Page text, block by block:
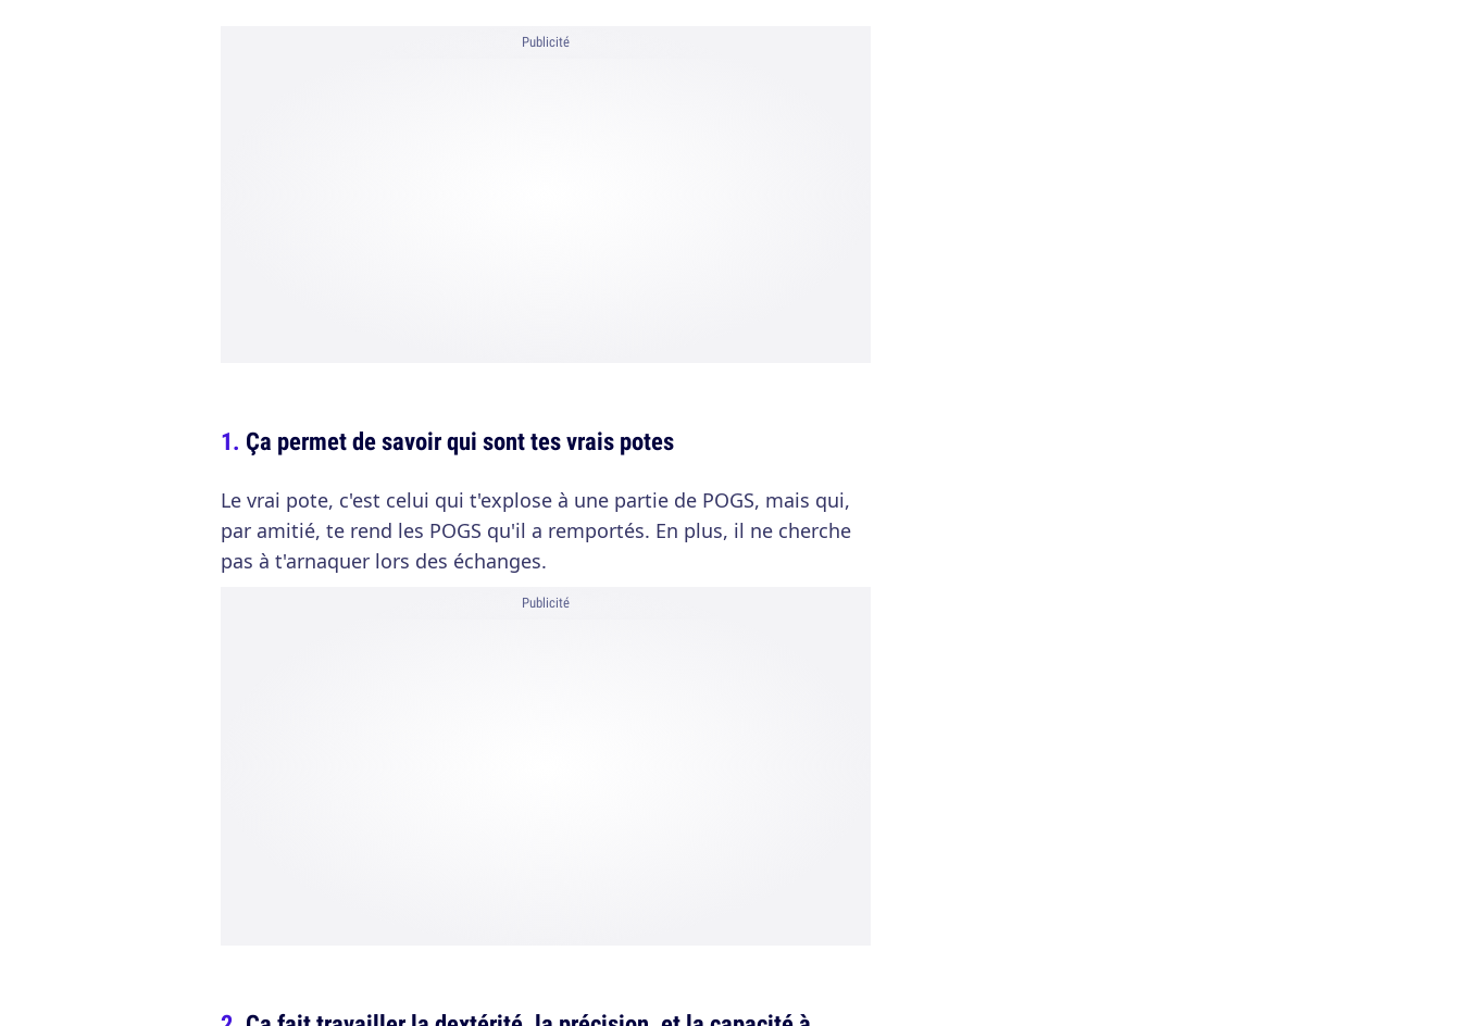
Publicité
Ça permet de savoir qui sont tes vrais potes
Le vrai pote, c'est celui qui t'explose à une partie de POGS, mais qui,
par amitié, te rend les POGS qu'il a remportés. En plus, il ne cherche
pas à t'arnaquer lors des échanges.
Publicité